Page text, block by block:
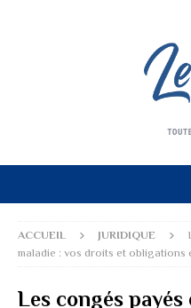
ACCUEIL JURIDIQUE
maladie : vos droits et obligations
Les congés payés